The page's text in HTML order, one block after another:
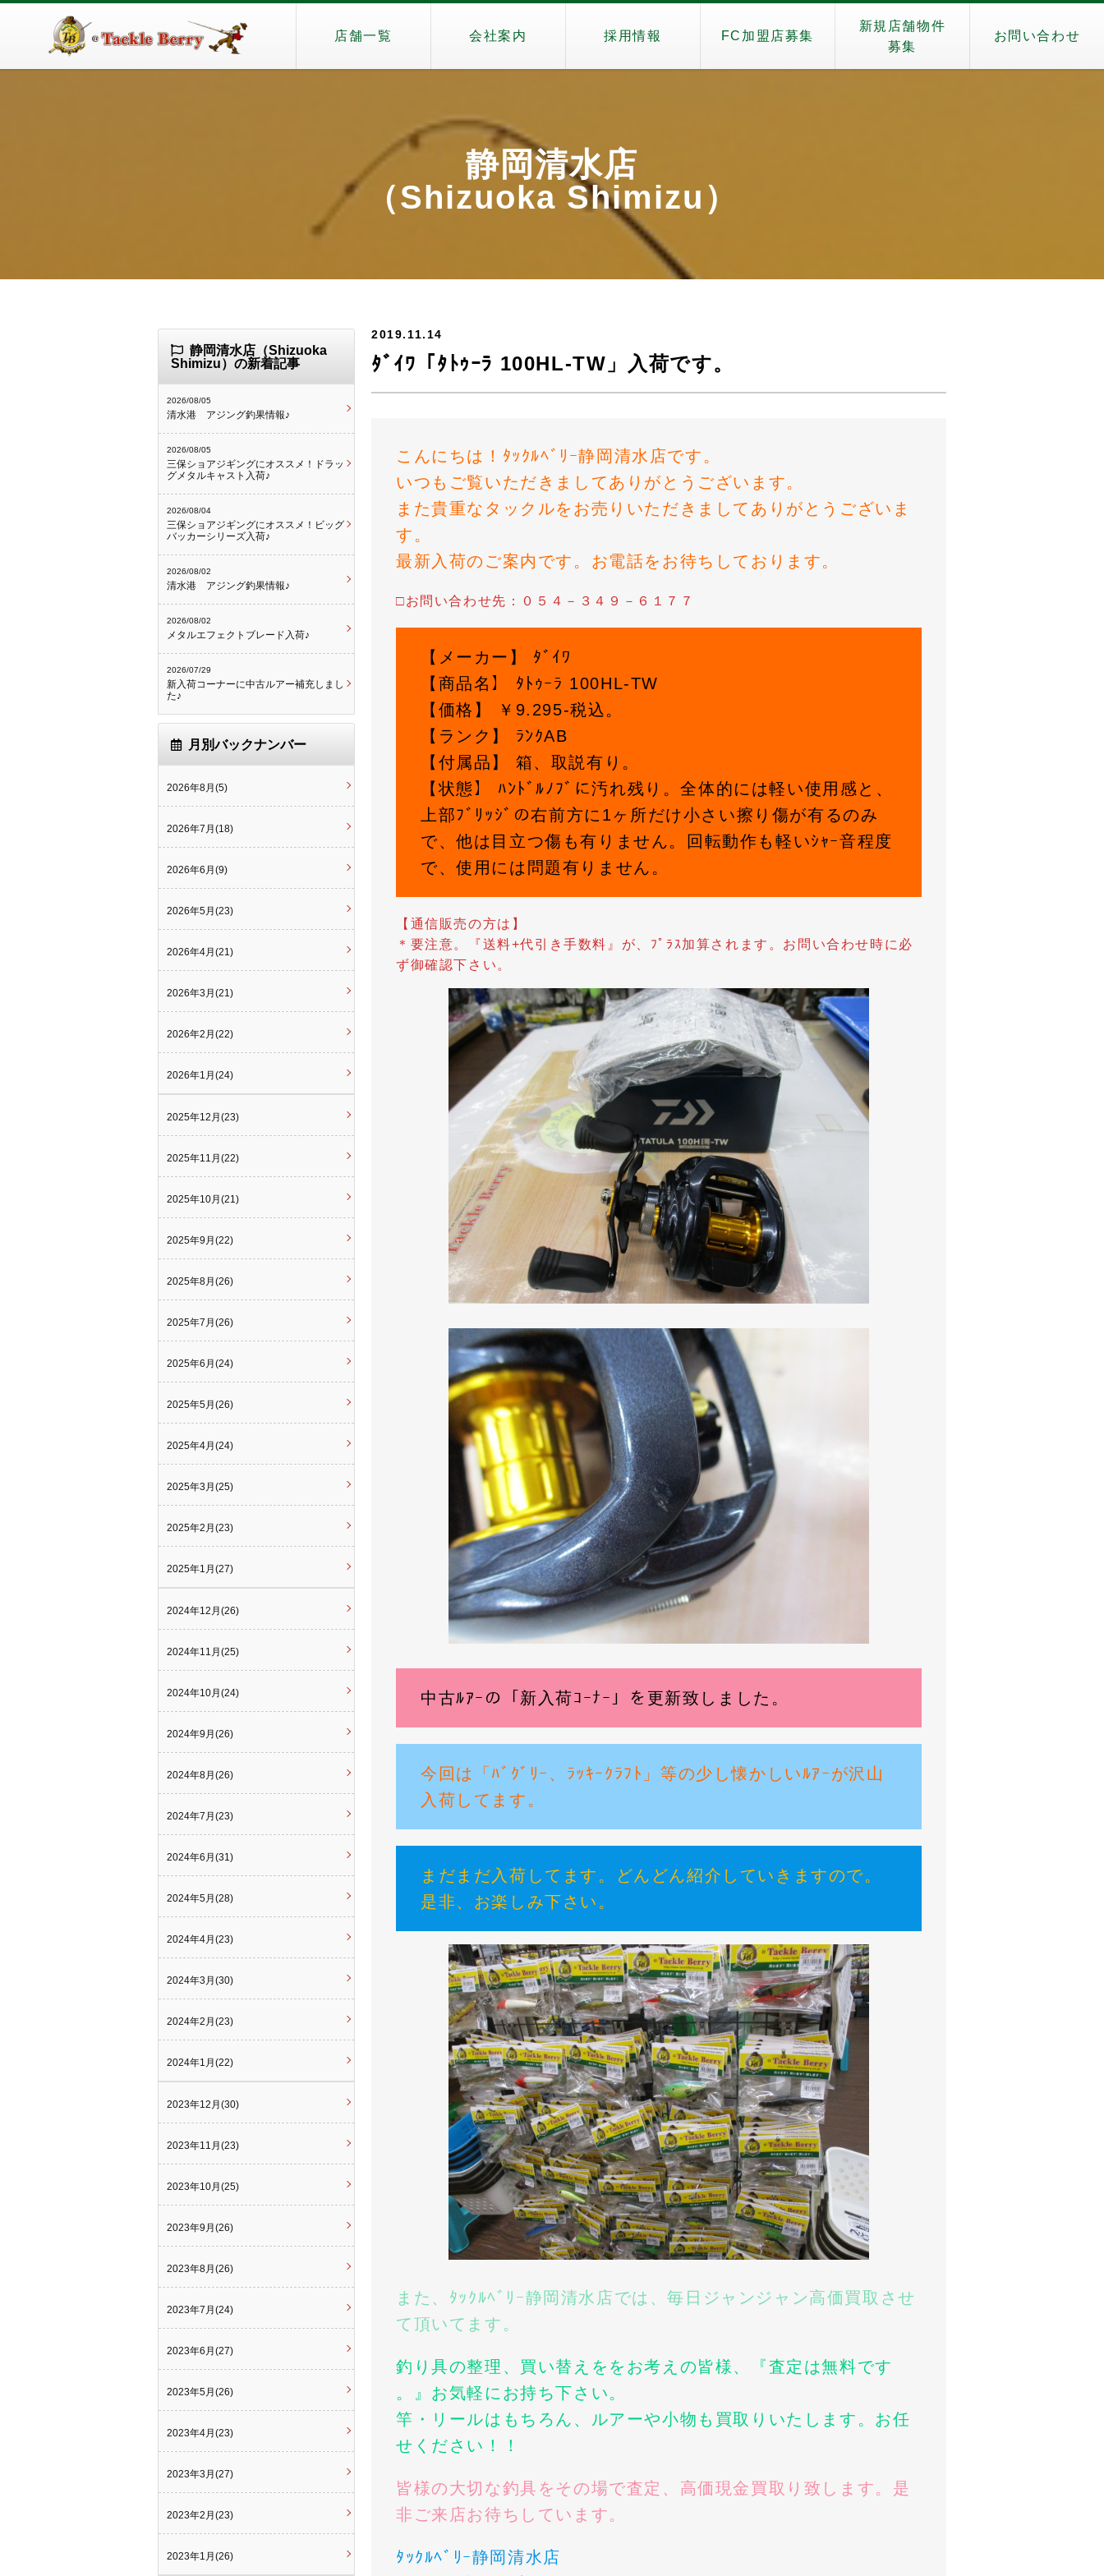
店舗一覧 会社案内 採用情報 FC加盟店募集
新規店舗物件
募集
お問い合わせ
静岡清水店
（Shizuoka Shimizu）
2019.11.14
ﾀﾞｲﾜ「ﾀﾄｩｰﾗ 100HL-TW」入荷です。
こんにちは！ﾀｯｸﾙﾍﾞﾘｰ静岡清水店です。
いつもご覧いただきましてありがとうございます。
また貴重なタックルをお売りいただきましてありがとうございま
す。
最新入荷のご案内です。お電話をお待ちしております。
□お問い合わせ先：０５４－３４９－６１７７
【メーカー】 ﾀﾞｲﾜ
【商品名】 ﾀﾄｩｰﾗ 100HL-TW
【価格】 ￥9.295-税込。
【ランク】 ﾗﾝｸAB
【付属品】 箱、取説有り。
【状態】 ﾊﾝﾄﾞﾙﾉﾌﾞに汚れ残り。全体的には軽い使用感と、
上部ﾌﾞﾘｯｼﾞの右前方に1ヶ所だけ小さい擦り傷が有るのみ
で、他は目立つ傷も有りません。回転動作も軽いｼｬｰ音程度
で、使用には問題有りません。
【通信販売の方は】
＊要注意。『送料+代引き手数料』が、ﾌﾟﾗｽ加算されます。お問い合わせ時に必
ず御確認下さい。
中古ﾙｱｰの「新入荷ｺｰﾅｰ」を更新致しました。
今回は「ﾊﾞｸﾞﾘｰ、ﾗｯｷｰｸﾗﾌﾄ」等の少し懐かしいﾙｱｰが沢山
入荷してます。
まだまだ入荷してます。どんどん紹介していきますので。
是非、お楽しみ下さい。
また、ﾀｯｸﾙﾍﾞﾘｰ静岡清水店では、毎日ジャンジャン高価買取させ
て頂いてます。
釣り具の整理、買い替えををお考えの皆様、『査定は無料です
。』お気軽にお持ち下さい。
竿・リールはもちろん、ルアーや小物も買取りいたします。お任
せください！！
皆様の大切な釣具をその場で査定、高価現金買取り致します。是
非ご来店お待ちしています。
ﾀｯｸﾙﾍﾞﾘｰ静岡清水店
静岡清水店（Shizuoka
Shimizu）の新着記事
2026/08/05
清水港 アジング釣果情報♪
2026/08/05
三保ショアジギングにオススメ！ドラッ
グメタルキャスト入荷♪
2026/08/04
三保ショアジギングにオススメ！ビッグ
バッカーシリーズ入荷♪
2026/08/02
清水港 アジング釣果情報♪
2026/08/02
メタルエフェクトブレード入荷♪
2026/07/29
新入荷コーナーに中古ルアー補充しまし
た♪
月別バックナンバー
2026年8月(5)
2026年7月(18)
2026年6月(9)
2026年5月(23)
2026年4月(21)
2026年3月(21)
2026年2月(22)
2026年1月(24)
2025年12月(23)
2025年11月(22)
2025年10月(21)
2025年9月(22)
2025年8月(26)
2025年7月(26)
2025年6月(24)
2025年5月(26)
2025年4月(24)
2025年3月(25)
2025年2月(23)
2025年1月(27)
2024年12月(26)
2024年11月(25)
2024年10月(24)
2024年9月(26)
2024年8月(26)
2024年7月(23)
2024年6月(31)
2024年5月(28)
2024年4月(23)
2024年3月(30)
2024年2月(23)
2024年1月(22)
2023年12月(30)
2023年11月(23)
2023年10月(25)
2023年9月(26)
2023年8月(26)
2023年7月(24)
2023年6月(27)
2023年5月(26)
2023年4月(23)
2023年3月(27)
2023年2月(23)
2023年1月(26)